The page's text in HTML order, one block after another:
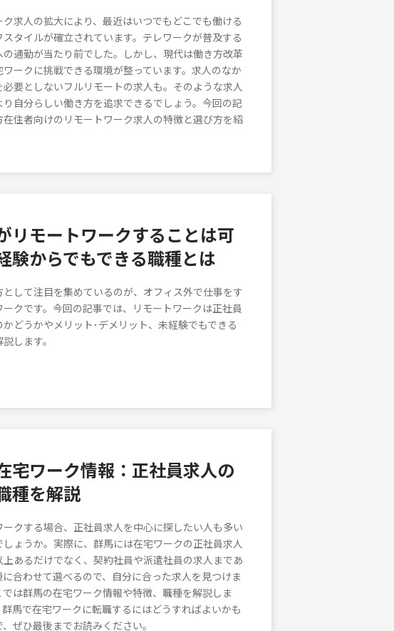
ク求人の拡大により、最近はいつでもどこでも働ける
スタイルが確立されています。テレワークが普及する
の通勤が当たり前でした。しかし、現代は働き方改革
ワークに挑戦できる環境が整っています。求人のなか
必要としないフルリモートの求人も。そのような求人
り自分らしい働き方を追求できるでしょう。今回の記
住者向けのリモートワーク求人の特徴と選び方を紹
リモートワークすることは可
験からでもできる職種とは
して注目を集めているのが、オフィス外で仕事をす
ークです。今回の記事では、リモートワークは正社員
どうかやメリット･デメリット、未経験でもできる
します。
宅ワーク情報：正社員求人の
種を解説
クする場合、正社員求人を中心に探したい人も多い
しょうか。実際に、群馬には在宅ワークの正社員求人
上あるだけでなく、契約社員や派遣社員の求人まであ
に合わせて選べるので、自分に合った求人を見つけま
では群馬の在宅ワーク情報や特徴、職種を解説しま
馬で在宅ワークに転職するにはどうすればよいかも
ぜひ最後までお読みください。